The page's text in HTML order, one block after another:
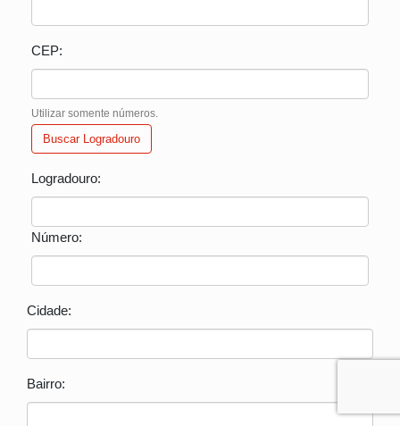
CEP:
Utilizar somente números.
Buscar Logradouro
Logradouro:
Número:
Cidade:
Bairro: